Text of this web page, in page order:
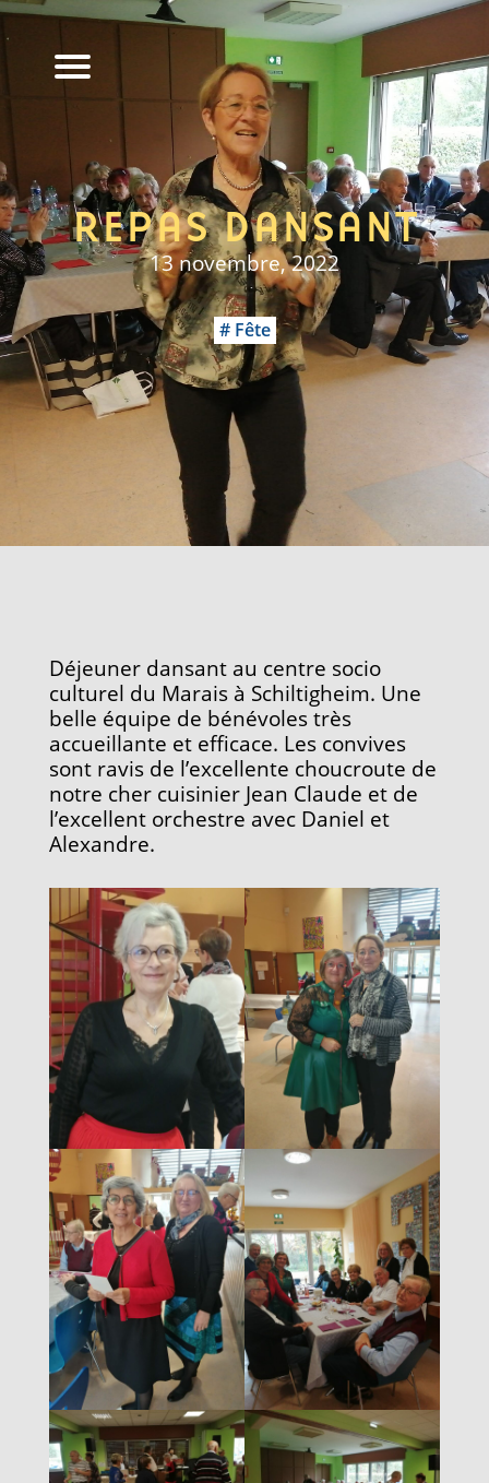
REPAS DANSANT
13 novembre, 2022
Fête
Déjeuner dansant au centre socio
culturel du Marais à Schiltigheim. Une
belle équipe de bénévoles très
accueillante et efficace. Les convives
sont ravis de l’excellente choucroute de
notre cher cuisinier Jean Claude et de
l’excellent orchestre avec Daniel et
Alexandre.